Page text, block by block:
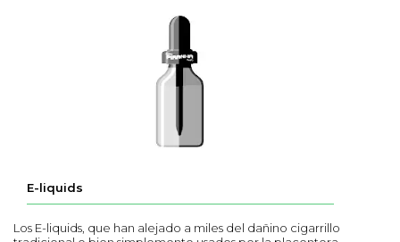
E-liquids
Los E-liquids, que han alejado a miles del dañino cigarrillo